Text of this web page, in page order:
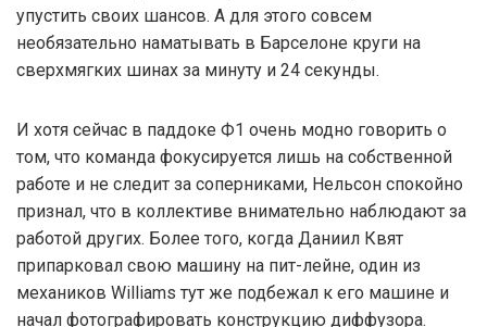
упустить своих шансов. А для этого совсем
необязательно наматывать в Барселоне круги на
сверхмягких шинах за минуту и 24 секунды.
И хотя сейчас в паддоке Ф1 очень модно говорить о
том, что команда фокусируется лишь на собственной
работе и не следит за соперниками, Нельсон спокойно
признал, что в коллективе внимательно наблюдают за
работой других. Более того, когда Даниил Квят
припарковал свою машину на пит-лейне, один из
механиков Williams тут же подбежал к его машине и
начал фотографировать конструкцию диффузора.